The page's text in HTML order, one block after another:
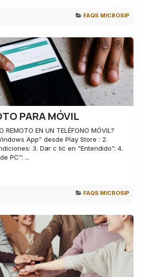
FAQS MICROSIP
PARA MÓVIL
REMOTO EN UN TELÉFONO MÓVIL?
App” desde Play Store : 2.
3. Dar c lic en “Entendido”: 4.
PC”: ...
FAQS MICROSIP